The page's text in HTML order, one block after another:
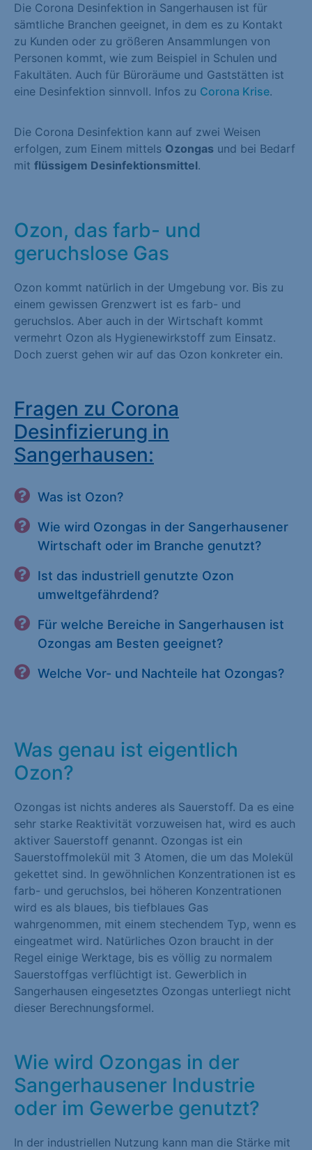
Die Corona Desinfektion in Sangerhausen ist für
sämtliche Branchen geeignet, in dem es zu Kontakt
zu Kunden oder zu größeren Ansammlungen von
Personen kommt, wie zum Beispiel in Schulen und
Fakultäten. Auch für Büroräume und Gaststätten ist
eine Desinfektion sinnvoll. Infos zu Corona Krise.
Die Corona Desinfektion kann auf zwei Weisen
erfolgen, zum Einem mittels Ozongas und bei Bedarf
mit flüssigem Desinfektionsmittel.
Ozon, das farb- und
geruchslose Gas
Ozon kommt natürlich in der Umgebung vor. Bis zu
einem gewissen Grenzwert ist es farb- und
geruchslos. Aber auch in der Wirtschaft kommt
vermehrt Ozon als Hygienewirkstoff zum Einsatz.
Doch zuerst gehen wir auf das Ozon konkreter ein.
Fragen zu Corona
Desinfizierung in
Sangerhausen:
Was ist Ozon?
Wie wird Ozongas in der Sangerhausener
Wirtschaft oder im Branche genutzt?
Ist das industriell genutzte Ozon
umweltgefährdend?
Für welche Bereiche in Sangerhausen ist
Ozongas am Besten geeignet?
Welche Vor- und Nachteile hat Ozongas?
Was genau ist eigentlich
Ozon?
Ozongas ist nichts anderes als Sauerstoff. Da es eine
sehr starke Reaktivität vorzuweisen hat, wird es auch
aktiver Sauerstoff genannt. Ozongas ist ein
Sauerstoffmolekül mit 3 Atomen, die um das Molekül
gekettet sind. In gewöhnlichen Konzentrationen ist es
farb- und geruchslos, bei höheren Konzentrationen
wird es als blaues, bis tiefblaues Gas
wahrgenommen, mit einem stechendem Typ, wenn es
eingeatmet wird. Natürliches Ozon braucht in der
Regel einige Werktage, bis es völlig zu normalem
Sauerstoffgas verflüchtigt ist. Gewerblich in
Sangerhausen eingesetztes Ozongas unterliegt nicht
dieser Berechnungsformel.
Wie wird Ozongas in der
Sangerhausener Industrie
oder im Gewerbe genutzt?
In der industriellen Nutzung kann man die Stärke mit